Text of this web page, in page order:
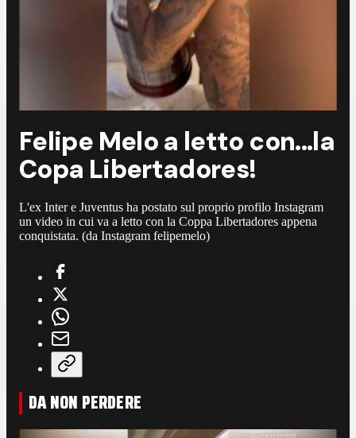
Felipe Melo a letto con...la
Copa Libertadores!
L'ex Inter e Juventus ha postato sul proprio profilo Instagram
un video in cui va a letto con la Coppa Libertadores appena
conquistata. (da Instagram felipemelo)
DA NON PERDERE